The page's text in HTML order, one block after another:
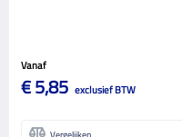
Vanaf
€ 5,85 exclusief BTW